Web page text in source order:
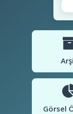
Görsel